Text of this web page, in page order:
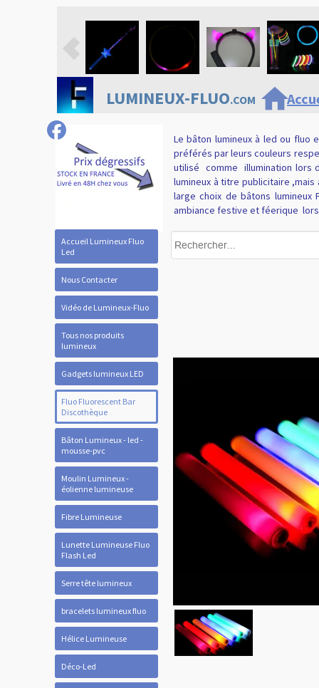
Accueil Lumineux Fluo
Led
Nous Contacter
Vidéo de Lumineux-Fluo
Tous nos produits
lumineux
Gadgets lumineux LED
Fluo Fluorescent Bar
Discothèque
Bâton Lumineux - led -
mousse-pvc
Moulin Lumineux -
éolienne lumineuse
Fibre Lumineuse
Lunette Lumineuse Fluo
Flash Led
Serre tête lumineux
bracelets lumineux fluo
Hélice Lumineuse
Déco-Led
LUMINEUX-FLUO.COMhome
Le bâton lumineux à led ou
préférés par leurs couleurs
utilisé comme illumination lors
lumineux à titre publicitaire
large choix de bâtons lumineux
ambiance festive et féerique